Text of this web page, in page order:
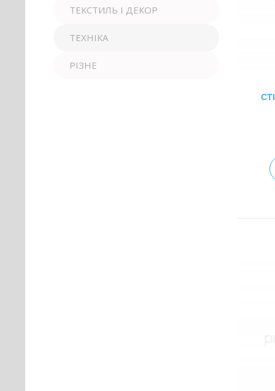
ТЕКСТИЛЬ І ДЕКОР
ТЕХНІКА
РІЗНЕ